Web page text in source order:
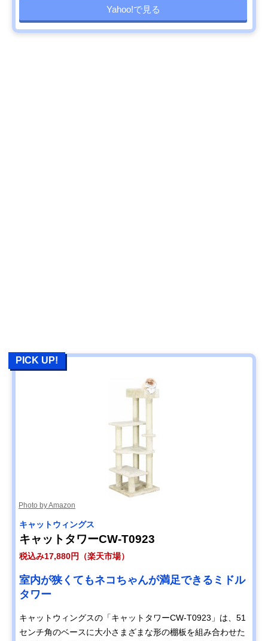
Yahoo!で見る
PICK UP!
Photo by Amazon
キャットウィングス
キャットタワーCW-T0923
税込み17,880円（楽天市場）
室内が狭くてもネコちゃんが満足できるミドル
タワー
キャットウィングスの「キャットタワーCW-T0923」は、51
センチ角のベースに大小さまざまな形の棚板を組み合わせた